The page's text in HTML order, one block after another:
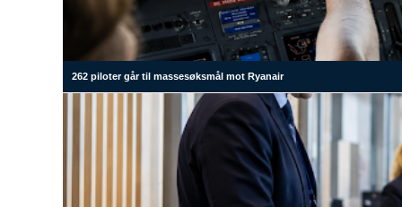
262 piloter går til massesøksmål mot Ryanair